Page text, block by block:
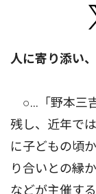
人に寄り添い
○…「野本三
残し、近年で
に子どもの頃
り合いとの縁
などが主催す